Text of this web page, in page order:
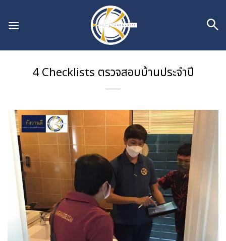
content
4 Checklists ตรวจสอบบ้านประจำปี